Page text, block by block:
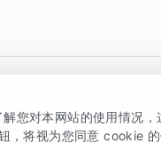
司SDK相关说明 京ICP备
您对本网站的使用情况
，将视为您同意 cookie 的